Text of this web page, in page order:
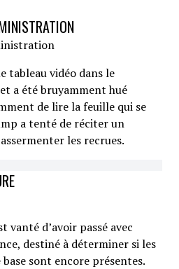
tableau vidéo dans le
a été bruyamment hué
de lire la feuille qui se
a tenté de réciter un
les recrues.
vanté d’avoir passé avec
destiné à déterminer si les
sont encore présentes.